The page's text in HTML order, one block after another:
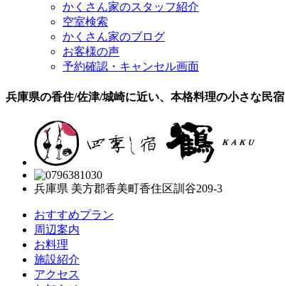
かくさん家のスタッフ紹介
空室検索
かくさん家のブログ
お客様の声
予約確認・キャンセル画面
兵庫県の香住/佐津/城崎に近い、本格料理の小さな民宿
兵庫県 美方郡香美町香住区訓谷209-3
おすすめプラン
周辺案内
お料理
施設紹介
アクセス